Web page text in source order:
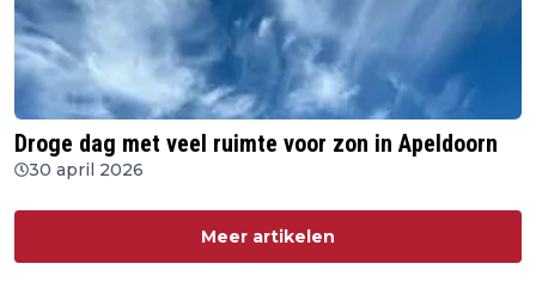
Droge dag met veel ruimte voor zon in Apeldoorn
30 april 2026
Meer artikelen